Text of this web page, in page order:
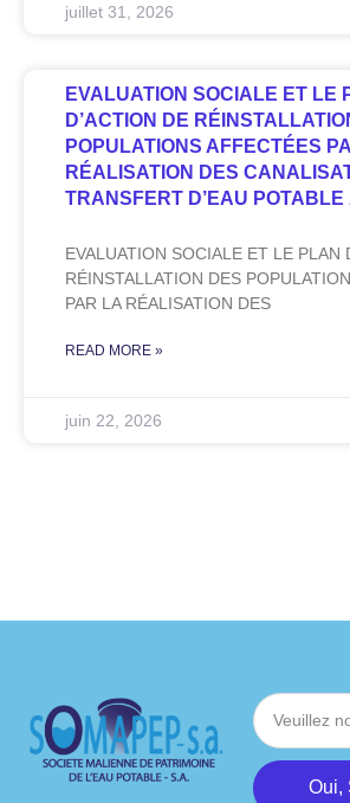
juillet 31, 2026
EVALUATION SOCIALE ET LE
D’ACTION DE
POPULATIONS AFFECTÉES
RÉALISATION DES
TRANSFERT D’EAU
EVALUATION SOCIALE ET LE PLAN
RÉINSTALLATION DES
PAR LA RÉALISATION DES
READ MORE »
juin 22, 2026
Oui,